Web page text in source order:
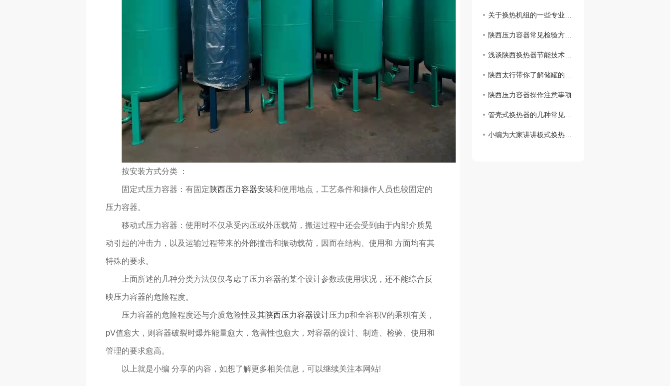
按安装方式分类 ：
固定式压力容器：有固定陕西压力容器安装和使用地点，工艺条件和操作人员也较固定的
压力容器。
移动式压力容器：使用时不仅承受内压或外压载荷，搬运过程中还会受到由于内部介质晃
动引起的冲击力，以及运输过程带来的外部撞击和振动载荷，因而在结构、使用和 方面均有其
特殊的要求。
上面所述的几种分类方法仅仅考虑了压力容器的某个设计参数或使用状况，还不能综合反
映压力容器的危险程度。
压力容器的危险程度还与介质危险性及其陕西压力容器设计压力p和全容积V的乘积有关，
pV值愈大，则容器破裂时爆炸能量愈大，危害性也愈大，对容器的设计、制造、检验、使用和
管理的要求愈高。
以上就是小编 分享的内容，如想了解更多相关信息，可以继续关注本网站!
关于换热机组的一些专业解答
陕西压力容器常见检验方法与修理都有哪些
浅谈陕西换热器节能技术-陕西换热器厂家
陕西太行带你了解储罐的分类与应用
陕西压力容器操作注意事项
管壳式换热器的几种常见类型。
小编为大家讲讲板式换热器的结构以及其优势特点。